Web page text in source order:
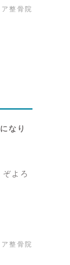
ア整骨院
になり
よろ
ア整骨院